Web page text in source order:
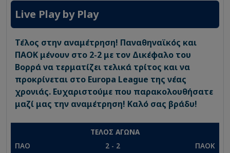
Live Play by Play
Τέλος στην αναμέτρηση! Παναθηναϊκός και
ΠΑΟΚ μένουν στο 2-2 με τον Δικέφαλο του
Βορρά να τερματίζει τελικά τρίτος και να
προκρίνεται στο Europa League της νέας
χρονιάς. Ευχαριστούμε που παρακολουθήσατε
μαζί μας την αναμέτρηση! Καλό σας βράδυ!
ΤΕΛΟΣ ΑΓΩΝΑ
ΠΑΟ
2 - 2 ΠΑΟΚ